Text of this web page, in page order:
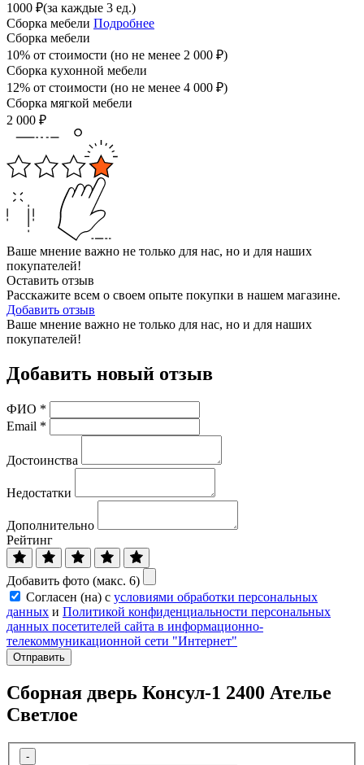
1000 ₽(за каждые 3 ед.)
Сборка мебели Подробнее
Сборка мебели
10% от стоимости (но не менее 2 000 ₽)
Сборка кухонной мебели
12% от стоимости (но не менее 4 000 ₽)
Сборка мягкой мебели
2 000 ₽
Ваше мнение важно не только для нас, но и для наших
покупателей!
Оставить отзыв
Расскажите всем о своем опыте покупки в нашем магазине.
Добавить отзыв
Ваше мнение важно не только для нас, но и для наших
покупателей!
Добавить новый отзыв
ФИО *
Email *
Достоинства
Недостатки
Дополнительно
Рейтинг
Добавить фото (макс. 6)
Согласен (на) с условиями обработки персональных
данных и Политикой конфиденциальности персональных
данных посетителей сайта в информационно-
телекоммуникационной сети "Интернет"
Отправить
Сборная дверь Консул-1 2400 Ателье
Светлое
-